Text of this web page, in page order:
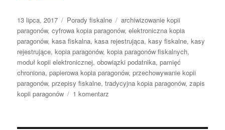
Opublikowano
13 lipca, 2017 Kategorie
Porady fiskalne Tagi
archiwizowanie kopii
paragonów,cyfrowa kopia paragonów,elektroniczna kopia
paragonów,kasa fiskalna,kasa rejestrująca,kasy fiskalne,kasy
rejestrujące,kopia paragonów,kopia paragonów fiskalnych,
moduł kopii elektronicznej,obowiązki podatnika,pamięć
chroniona,papierowa kopia paragonów,przechowywanie kopii
paragonów,przepisy fiskalne,tradycyjna kopia paragonów,zapis
kopii paragonów
1 komentarz
przechowywania